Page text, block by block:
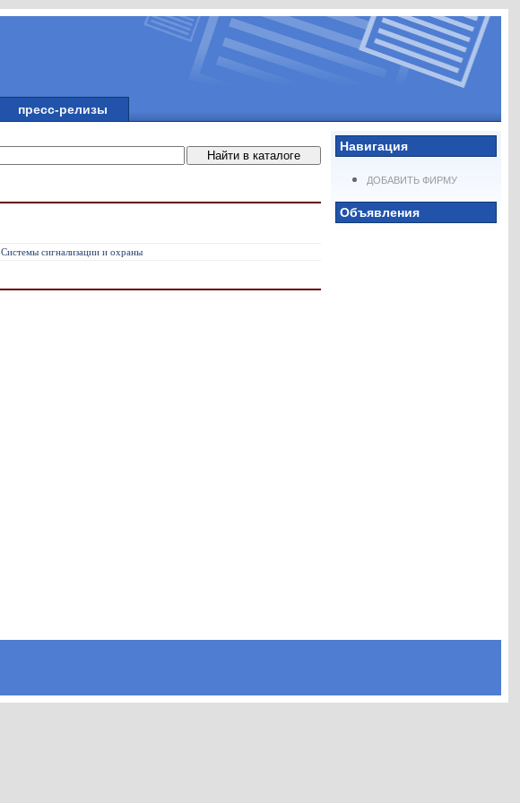
пресс-релизы
Навигация
ДОБАВИТЬ ФИРМУ
Объявления
Системы сигнализации и охраны